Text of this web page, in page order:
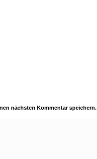
nächsten Kommentar speichern.